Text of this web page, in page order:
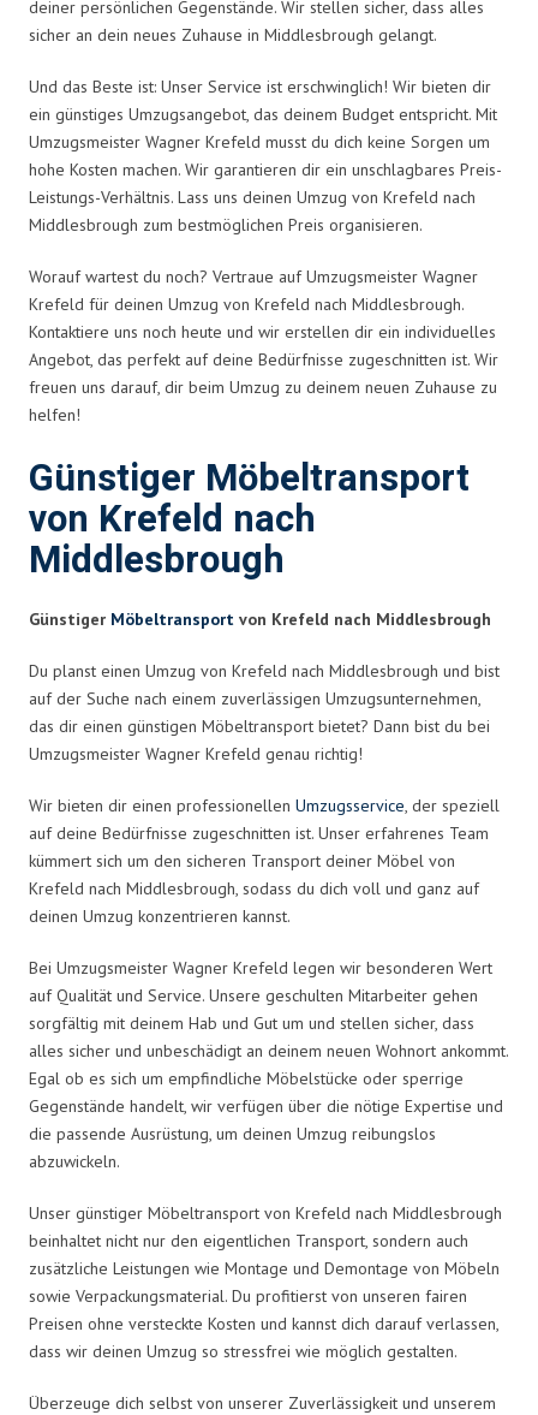
deiner persönlichen Gegenstände. Wir stellen sicher, dass alles
sicher an dein neues Zuhause in Middlesbrough gelangt.
Und das Beste ist: Unser Service ist erschwinglich! Wir bieten dir
ein günstiges Umzugsangebot, das deinem Budget entspricht. Mit
Umzugsmeister Wagner Krefeld musst du dich keine Sorgen um
hohe Kosten machen. Wir garantieren dir ein unschlagbares Preis-
Leistungs-Verhältnis. Lass uns deinen Umzug von Krefeld nach
Middlesbrough zum bestmöglichen Preis organisieren.
Worauf wartest du noch? Vertraue auf Umzugsmeister Wagner
Krefeld für deinen Umzug von Krefeld nach Middlesbrough.
Kontaktiere uns noch heute und wir erstellen dir ein individuelles
Angebot, das perfekt auf deine Bedürfnisse zugeschnitten ist. Wir
freuen uns darauf, dir beim Umzug zu deinem neuen Zuhause zu
helfen!
Günstiger Möbeltransport
von Krefeld nach
Middlesbrough
Günstiger Möbeltransport von Krefeld nach Middlesbrough
Du planst einen Umzug von Krefeld nach Middlesbrough und bist
auf der Suche nach einem zuverlässigen Umzugsunternehmen,
das dir einen günstigen Möbeltransport bietet? Dann bist du bei
Umzugsmeister Wagner Krefeld genau richtig!
Wir bieten dir einen professionellen Umzugsservice, der speziell
auf deine Bedürfnisse zugeschnitten ist. Unser erfahrenes Team
kümmert sich um den sicheren Transport deiner Möbel von
Krefeld nach Middlesbrough, sodass du dich voll und ganz auf
deinen Umzug konzentrieren kannst.
Bei Umzugsmeister Wagner Krefeld legen wir besonderen Wert
auf Qualität und Service. Unsere geschulten Mitarbeiter gehen
sorgfältig mit deinem Hab und Gut um und stellen sicher, dass
alles sicher und unbeschädigt an deinem neuen Wohnort ankommt.
Egal ob es sich um empfindliche Möbelstücke oder sperrige
Gegenstände handelt, wir verfügen über die nötige Expertise und
die passende Ausrüstung, um deinen Umzug reibungslos
abzuwickeln.
Unser günstiger Möbeltransport von Krefeld nach Middlesbrough
beinhaltet nicht nur den eigentlichen Transport, sondern auch
zusätzliche Leistungen wie Montage und Demontage von Möbeln
sowie Verpackungsmaterial. Du profitierst von unseren fairen
Preisen ohne versteckte Kosten und kannst dich darauf verlassen,
dass wir deinen Umzug so stressfrei wie möglich gestalten.
Überzeuge dich selbst von unserer Zuverlässigkeit und unserem